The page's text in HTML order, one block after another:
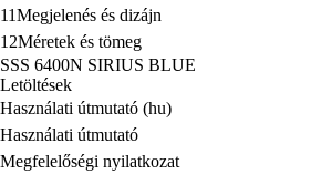
11Megjelenés és dizájn
12Méretek és tömeg
SSS 6400N SIRIUS BLUE
Letöltések
Használati útmutató (hu)
Használati útmutató
Megfelelőségi nyilatkozat